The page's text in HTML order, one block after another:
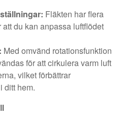
Fläkten har flera
du kan anpassa luftflödet
Med omvänd rotationsfunktion
för att cirkulera varm luft
vilket förbättrar
ditt hem.